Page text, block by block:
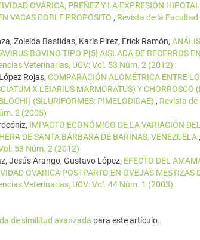
OVÁRICA, PREÑEZ Y LA EXPRESIÓN
VACAS DOBLE PROPÓSITO , Revista de la
Zoleida Bastidas, Karis Pirez, Erick Ramón,
BOVINO TIPO P[5] AISLADA DE BECERROS
Veterinarias, UCV: Vol. 53 Núm. 2 (2012)
Rojas, COMPARACIÓN ALOMÉTRICA ENTRE
X LEIARIUS MARMORATUS) Y CHORROSCO
(SILURIFORMES: PIMELODIDAE) , Revista
2 (2005)
IMPACTO ECONÓMICO DE LA VARIACIÓN
DE SANTA BÁRBARA DE BARINAS, VENEZUELA ,
53 Núm. 2 (2012)
Jesús Arango, Gustavo López, EFECTO DEL
OVÁRICA POSTPARTO EN OVEJAS MESTIZAS
Veterinarias, UCV: Vol. 44 Núm. 1 (2003)
de similitud avanzada para este artículo.